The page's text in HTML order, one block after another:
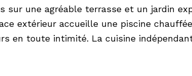
sur une agréable terrasse et un jardin
extérieur accueille une piscine
en toute intimité. La cuisine